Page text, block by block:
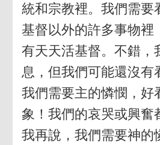
統和宗教裡。我們需要
基督以外的許多事物裡
有天天活基督。不錯，
息，但我們可能還沒有
我們需要主的憐憫，好
象！我們的哀哭或興奮
我再說，我們需要神的